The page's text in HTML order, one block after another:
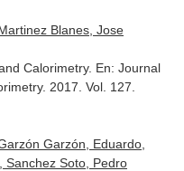
Blanes, Jose
Calorimetry. En: Journal
. 2017. Vol. 127.
Garzón, Eduardo,
Sanchez Soto, Pedro